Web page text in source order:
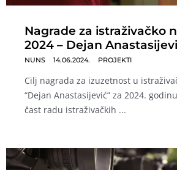
Nagrade za istraživačko
2024 – Dejan
NUNS 14.06.2024. PROJEKTI
Cilj nagrada za izuzetnost u
“Dejan Anastasijević” za 2024.
čast radu istraživačkih ...